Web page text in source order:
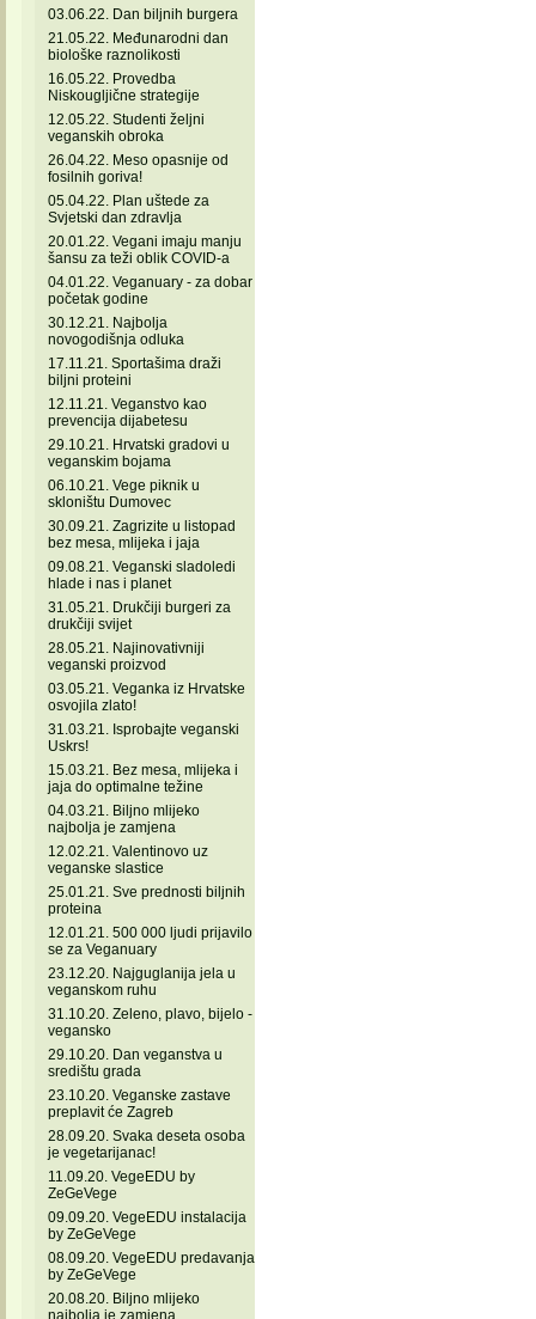
03.06.22. Dan biljnih burgera
21.05.22. Međunarodni dan
biološke raznolikosti
16.05.22. Provedba
Niskougljične strategije
12.05.22. Studenti željni
veganskih obroka
26.04.22. Meso opasnije od
fosilnih goriva!
05.04.22. Plan uštede za
Svjetski dan zdravlja
20.01.22. Vegani imaju manju
šansu za teži oblik COVID-a
04.01.22. Veganuary - za dobar
početak godine
30.12.21. Najbolja
novogodišnja odluka
17.11.21. Sportašima draži
biljni proteini
12.11.21. Veganstvo kao
prevencija dijabetesu
29.10.21. Hrvatski gradovi u
veganskim bojama
06.10.21. Vege piknik u
skloništu Dumovec
30.09.21. Zagrizite u listopad
bez mesa, mlijeka i jaja
09.08.21. Veganski sladoledi
hlade i nas i planet
31.05.21. Drukčiji burgeri za
drukčiji svijet
28.05.21. Najinovativniji
veganski proizvod
03.05.21. Veganka iz Hrvatske
osvojila zlato!
31.03.21. Isprobajte veganski
Uskrs!
15.03.21. Bez mesa, mlijeka i
jaja do optimalne težine
04.03.21. Biljno mlijeko
najbolja je zamjena
12.02.21. Valentinovo uz
veganske slastice
25.01.21. Sve prednosti biljnih
proteina
12.01.21. 500 000 ljudi prijavilo
se za Veganuary
23.12.20. Najguglanija jela u
veganskom ruhu
31.10.20. Zeleno, plavo, bijelo -
vegansko
29.10.20. Dan veganstva u
središtu grada
23.10.20. Veganske zastave
preplavit će Zagreb
28.09.20. Svaka deseta osoba
je vegetarijanac!
11.09.20. VegeEDU by
ZeGeVege
09.09.20. VegeEDU instalacija
by ZeGeVege
08.09.20. VegeEDU predavanja
by ZeGeVege
20.08.20. Biljno mlijeko
najbolja je zamjena